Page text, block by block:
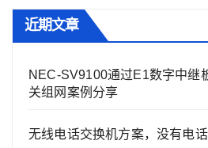
近期文章
NEC-SV9100通过E1数字中继
关组网案例分享
无线电话交换机方案，没有电